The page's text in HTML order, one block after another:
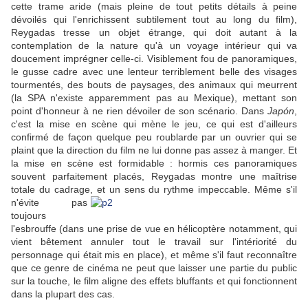
cette trame aride (mais pleine de tout petits détails à peine
dévoilés qui l'enrichissent subtilement tout au long du film),
Reygadas tresse un objet étrange, qui doit autant à la
contemplation de la nature qu'à un voyage intérieur qui va
doucement imprégner celle-ci. Visiblement fou de panoramiques,
le gusse cadre avec une lenteur terriblement belle des visages
tourmentés, des bouts de paysages, des animaux qui meurrent
(la SPA n'existe apparemment pas au Mexique), mettant son
point d'honneur à ne rien dévoiler de son scénario. Dans Japón
c'est la mise en scène qui mène le jeu, ce qui est d'ailleurs
confirmé de façon quelque peu roublarde par un ouvrier qui se
plaint que la direction du film ne lui donne pas assez à manger. Et
la mise en scène est formidable : hormis ces panoramiques
souvent parfaitement placés, Reygadas montre une maîtrise
totale du cadrage, et un sens du rythme impeccable. Même s'il
n'évite pas
toujours
l'esbrouffe (dans une prise de vue en hélicoptère notamment, qui
vient bêtement annuler tout le travail sur l'intériorité du
personnage qui était mis en place), et même s'il faut reconnaître
que ce genre de cinéma ne peut que laisser une partie du public
sur la touche, le film aligne des effets bluffants et qui fonctionnent
dans la plupart des cas.